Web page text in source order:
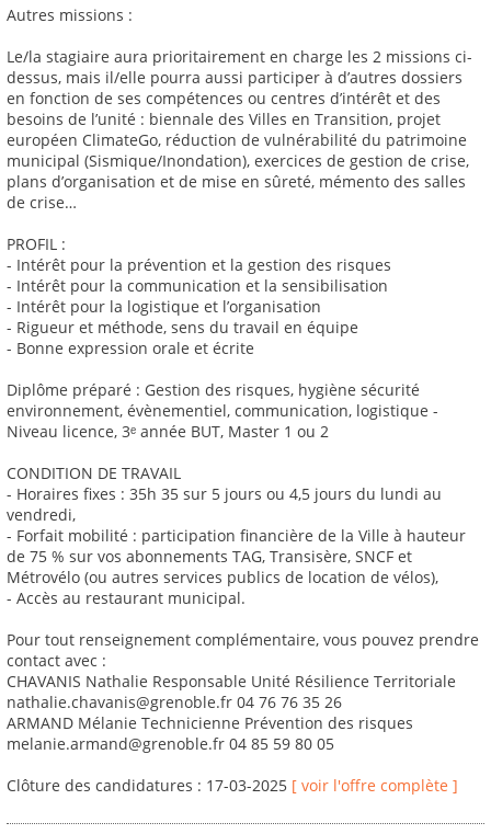
Autres missions :
Le/la stagiaire aura prioritairement en charge les 2 missions ci-
dessus, mais il/elle pourra aussi participer à d’autres dossiers
en fonction de ses compétences ou centres d’intérêt et des
besoins de l’unité : biennale des Villes en Transition, projet
européen ClimateGo, réduction de vulnérabilité du patrimoine
municipal (Sismique/Inondation), exercices de gestion de crise,
plans d’organisation et de mise en sûreté, mémento des salles
de crise…
PROFIL :
- Intérêt pour la prévention et la gestion des risques
- Intérêt pour la communication et la sensibilisation
- Intérêt pour la logistique et l’organisation
- Rigueur et méthode, sens du travail en équipe
- Bonne expression orale et écrite
Diplôme préparé : Gestion des risques, hygiène sécurité
environnement, évènementiel, communication, logistique -
Niveau licence, 3ᵉ année BUT, Master 1 ou 2
CONDITION DE TRAVAIL
- Horaires fixes : 35h 35 sur 5 jours ou 4,5 jours du lundi au
vendredi,
- Forfait mobilité : participation financière de la Ville à hauteur
de 75 % sur vos abonnements TAG, Transisère, SNCF et
Métrovélo (ou autres services publics de location de vélos),
- Accès au restaurant municipal.
Pour tout renseignement complémentaire, vous pouvez prendre
contact avec :
CHAVANIS Nathalie Responsable Unité Résilience Territoriale
nathalie.chavanis@grenoble.fr 04 76 76 35 26
ARMAND Mélanie Technicienne Prévention des risques
melanie.armand@grenoble.fr 04 85 59 80 05
Clôture des candidatures : 17-03-2025 [ voir l'offre complète ]